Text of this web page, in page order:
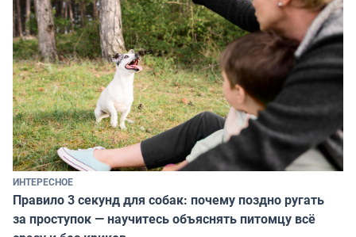
ИНТЕРЕСНОЕ
Правило 3 секунд для собак: почему поздно ругать
за проступок — научитесь объяснять питомцу всё